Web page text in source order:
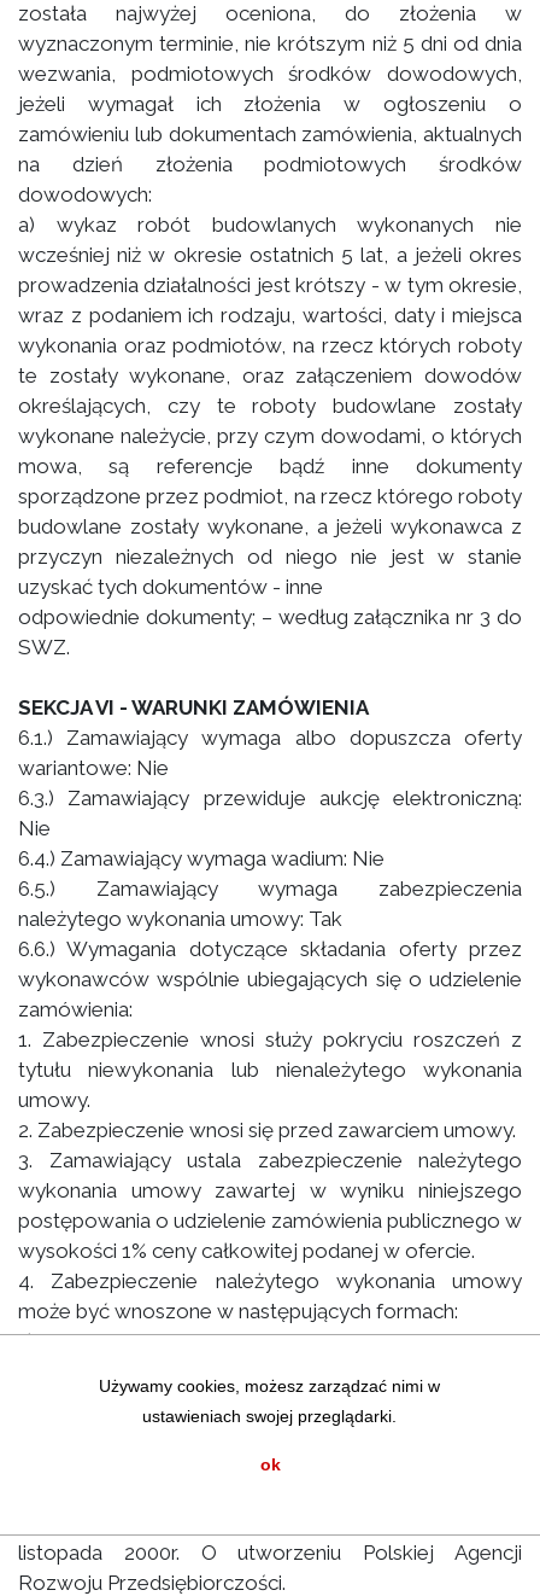
Używamy cookies, możesz zarządzać nimi w
ustawieniach swojej przeglądarki.
ok
została najwyżej oceniona, do złożenia w
wyznaczonym terminie, nie krótszym niż 5 dni od dnia
wezwania, podmiotowych środków dowodowych,
jeżeli wymagał ich złożenia w ogłoszeniu o
zamówieniu lub dokumentach zamówienia, aktualnych
na dzień złożenia podmiotowych środków
dowodowych:
a) wykaz robót budowlanych wykonanych nie
wcześniej niż w okresie ostatnich 5 lat, a jeżeli okres
prowadzenia działalności jest krótszy - w tym okresie,
wraz z podaniem ich rodzaju, wartości, daty i miejsca
wykonania oraz podmiotów, na rzecz których roboty
te zostały wykonane, oraz załączeniem dowodów
określających, czy te roboty budowlane zostały
wykonane należycie, przy czym dowodami, o których
mowa, są referencje bądź inne dokumenty
sporządzone przez podmiot, na rzecz którego roboty
budowlane zostały wykonane, a jeżeli wykonawca z
przyczyn niezależnych od niego nie jest w stanie
uzyskać tych dokumentów - inne
odpowiednie dokumenty; – według załącznika nr 3 do
SWZ.
SEKCJA VI - WARUNKI ZAMÓWIENIA
6.1.) Zamawiający wymaga albo dopuszcza oferty
wariantowe: Nie
6.3.) Zamawiający przewiduje aukcję elektroniczną:
Nie
6.4.) Zamawiający wymaga wadium: Nie
6.5.) Zamawiający wymaga zabezpieczenia
należytego wykonania umowy: Tak
6.6.) Wymagania dotyczące składania oferty przez
wykonawców wspólnie ubiegających się o udzielenie
zamówienia:
1. Zabezpieczenie wnosi służy pokryciu roszczeń z
tytułu niewykonania lub nienależytego wykonania
umowy.
2. Zabezpieczenie wnosi się przed zawarciem umowy.
3. Zamawiający ustala zabezpieczenie należytego
wykonania umowy zawartej w wyniku niniejszego
postępowania o udzielenie zamówienia publicznego w
wysokości 1% ceny całkowitej podanej w ofercie.
4. Zabezpieczenie należytego wykonania umowy
może być wnoszone w następujących formach:
1) pieniądzu;
spółdzielczej kasy oszczędnościowo-kredytowej;
4) gwarancjach ubezpieczeniowych;
listopada 2000r. O utworzeniu Polskiej Agencji
Rozwoju Przedsiębiorczości.